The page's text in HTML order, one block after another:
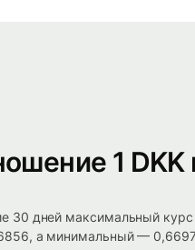
1 DKK
30 дней максимальный курс
а минимальный —